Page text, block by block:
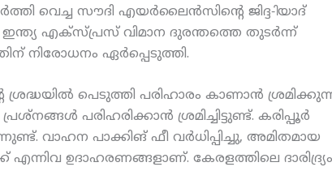
വെച്ച സൗദി എയര്‍ലൈന്‍സിന്റെ ജിദ്ദ-ിയാദ്
എക്‌സ്പ്രസ് വിമാന ദുരന്തത്തെ തുടര്‍ന്ന്
നിരോധനം ഏര്‍പ്പെടുത്തി.
പെടുത്തി പരിഹാരം കാണാന്‍
പരിഹരിക്കാന്‍ ശ്രമിച്ചിട്ടുണ്ട്. കരിപ്പൂര്‍
വാഹന പാക്കിങ് ഫീ വര്‍ധിപ്പിച്ചു, അമിതമായ
എന്നിവ ഉദാഹരണങ്ങളാണ്. കേരളത്തിലെ ദാരിദ്ര്യം